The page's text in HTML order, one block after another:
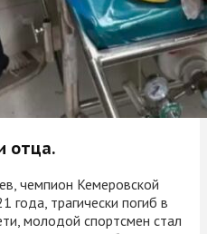
отца.
чемпион Кемеровской
года, трагически погиб в
молодой спортсмен стал